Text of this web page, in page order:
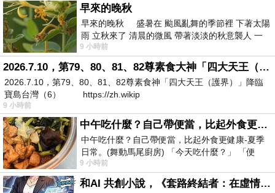
早來的晚秋
早來的晚秋 盛暑在 颱風亂舞的季節裡 下著太陽
雨 立秋來了 清晨的微風 帶著淡淡的秋意襲人 一
下子 又被赤
9 小時前
2026.7.10，第79、80、81、82尊素食大神「四大天王（護界）」降臨寶島台灣（6）
2026.7.10，第79、80、81、82尊素食神「四大天王（護界）」降臨
寶島台灣（6） https://zh.wikip
9 小時前
中午吃什麼？自己帶便當，比起外食更健康-夏季日常。(舞動馬尾廚房)
中午吃什麼？自己帶便當，比起外食更健康-夏季
日常。(舞動馬尾廚房) 「今天吃什麼？」 「便
當？麵？還是炒飯？」 每天都在選擇
9 小時前
和AI 共創小說，《套路終結者：在虛情假意的劇本裡活出人格》